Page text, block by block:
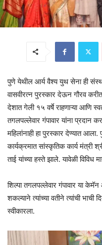
पुणे येथील आर्य वैश्य युथ सेना ही संस्था
वासवीरत्न पुरस्कार देऊन गौरव
देशात गेली १५ वर्षे राहणाऱ्या आणि
तगलपल्लेवार गंपावार यांना प्रदान
महिलांनाही हा पुरस्कार देण्यात
कार्यक्रमात सांस्कृतिक कार्य मंत्री
ताई यांच्या हस्ते झाले. यावेळी विविध
शिल्पा तगलपल्लेवार गंपावार या
शकल्याने त्यांच्या वतीने त्यांची भाची
स्वीकारला.